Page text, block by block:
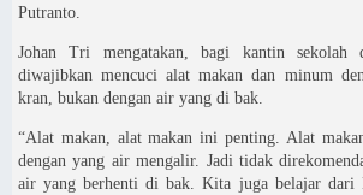
Putranto.
Johan Tri mengatakan, bagi kantin sekolah
diwajibkan mencuci alat makan dan minum
kran, bukan dengan air yang di bak.
“Alat makan, alat makan ini penting. Alat
dengan yang air mengalir. Jadi tidak
air yang berhenti di bak. Kita juga belajar dari